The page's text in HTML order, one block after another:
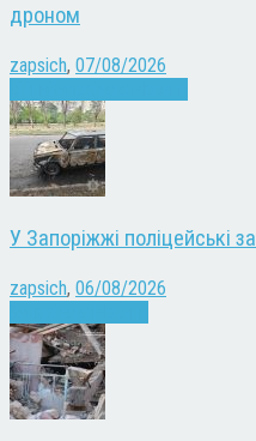
дроном
zapsich, 07/08/2026
У Запоріжжі поліцейські
zapsich, 06/08/2026